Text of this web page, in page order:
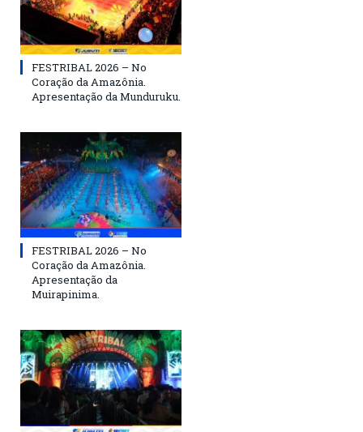
FESTRIBAL 2026 – No
Coração da Amazônia.
Apresentação da Munduruku.
FESTRIBAL 2026 – No
Coração da Amazônia.
Apresentação da
Muirapinima.